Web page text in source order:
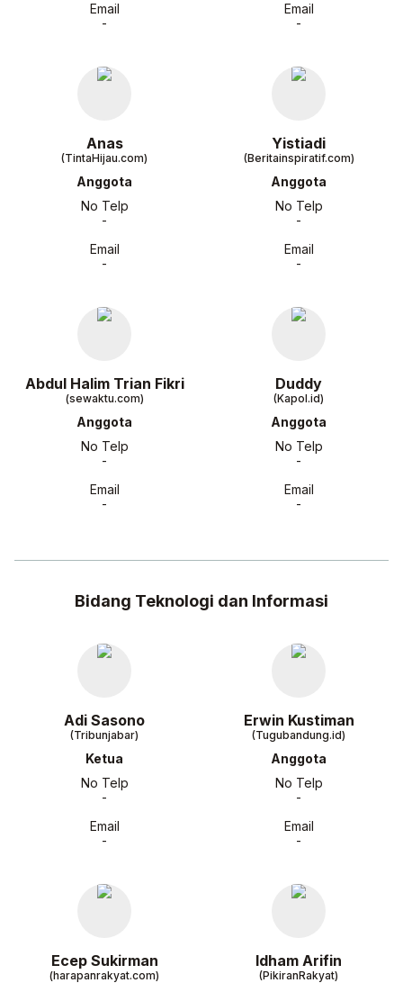
Email
-
Email
-
Anas
(TintaHijau.com)
Anggota
No Telp
-
Email
-
Yistiadi
(Beritainspiratif.com)
Anggota
No Telp
-
Email
-
Abdul Halim Trian Fikri
(sewaktu.com)
Anggota
No Telp
-
Email
-
Duddy
(Kapol.id)
Anggota
No Telp
-
Email
-
Bidang Teknologi dan Informasi
Adi Sasono
(Tribunjabar)
Ketua
No Telp
-
Email
-
Erwin Kustiman
(Tugubandung.id)
Anggota
No Telp
-
Email
-
Ecep Sukirman
(harapanrakyat.com)
Idham Arifin
(PikiranRakyat)